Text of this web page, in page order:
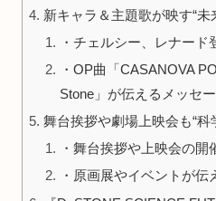
新キャラ＆主題歌が映す“未
・チェルシー、レナード
・OP曲「CASANOVA
Stone」が伝えるメッセ
舞台挨拶や劇場上映会も“科
・舞台挨拶や上映会の
・原画展やイベントが伝